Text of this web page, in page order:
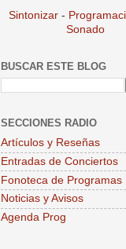
Sintonizar -
Sonado
BUSCAR ESTE BLOG
SECCIONES RADIO
Artículos y Reseñas
Entradas de Conciertos
Fonoteca de Programas
Noticias y Avisos
Agenda Prog